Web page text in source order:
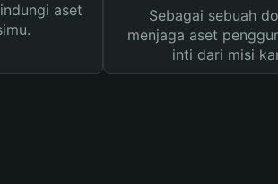
aset
Sebagai sebuah
menjaga aset
inti dari misi